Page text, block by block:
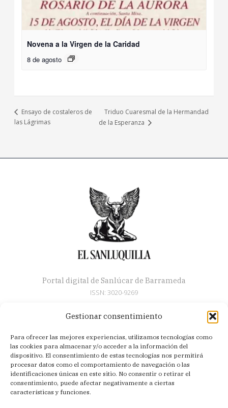
Gestionar consentimiento
Para ofrecer las mejores experiencias, utilizamos tecnologías como
las cookies para almacenar y/o acceder a la información del
dispositivo. El consentimiento de estas tecnologías nos permitirá
procesar datos como el comportamiento de navegación o las
identificaciones únicas en este sitio. No consentir o retirar el
consentimiento, puede afectar negativamente a ciertas
características y funciones.
Novena a la Virgen de la Caridad
8 de agosto
Ensayo de costaleros de
las Lágrimas
Triduo Cuaresmal de la Hermandad
de la Esperanza
Portal digital de Sanlúcar de Barrameda
ISSN: 3020-9269
Artículos
Semana Santa
Nosotros
Acerca de